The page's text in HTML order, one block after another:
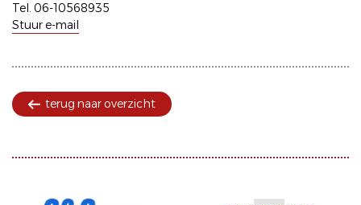
Tel. 06-10568935
Stuur e-mail
terug naar overzicht